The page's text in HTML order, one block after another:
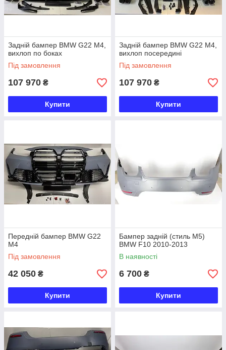
Задній бампер BMW G22 М4,
вихлоп по боках
Під замовлення
107 970 ₴
Купити
Задній бампер BMW G22 М4,
вихлоп посередині
Під замовлення
107 970 ₴
Купити
Передній бампер BMW G22
М4
Під замовлення
42 050 ₴
Купити
Бампер задній (стиль М5)
BMW F10 2010-2013
В наявності
6 700 ₴
Купити